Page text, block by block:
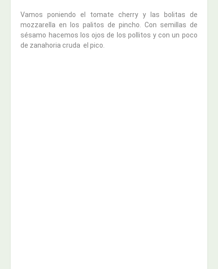
Vamos poniendo el tomate cherry y las bolitas de
mozzarella en los palitos de pincho. Con semillas de
sésamo hacemos los ojos de los pollitos y con un poco
de zanahoria cruda el pico.